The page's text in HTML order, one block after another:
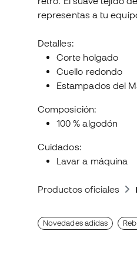
representas a tu
Detalles:
Corte holgado
Cuello redondo
Estampados del
Composición:
100 % algodón
Cuidados:
Lavar a máquina
Productos oficiales
Novedades adidas